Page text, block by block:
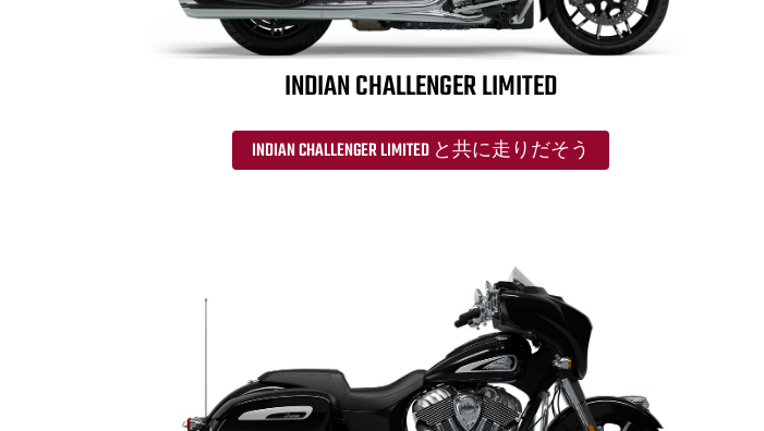
INDIAN CHALLENGER LIMITED
INDIAN CHALLENGER LIMITED と共に走りだそう